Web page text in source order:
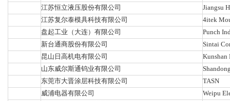
江苏恒立液压股份有限公司
Jiangsu
江苏复尔泰模具科技有限公司
4itek
盘起工业（大连）有限公司
Punch
新台通商股份有限公司
Sintai
昆山日高机电有限公司
Kunshan
山东威尔斯通钨业有限公司
东莞市大晋涂层科技有限公司
TASN
威浦电器有限公司
Weipu